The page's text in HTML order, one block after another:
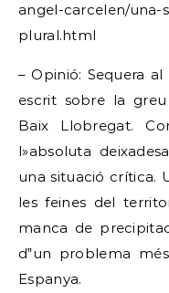
angel-carcelen/una-
plural.html
– Opinió: Sequera
escrit sobre la
Baix Llobregat.
l»absoluta
una situació crítica.
les feines del
manca de
d‟un problema
Espanya.